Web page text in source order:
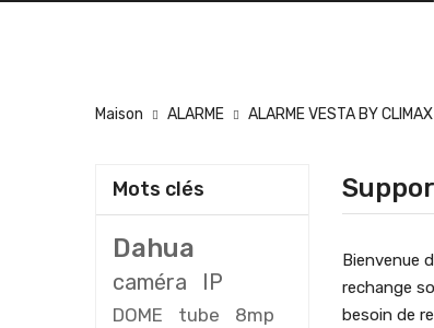
Maison ALARME ALARME VESTA BY CLIMAX
Mots clés
Dahua
caméra IP
DOME tube
8mp
Bienvenue
rechange
besoin de